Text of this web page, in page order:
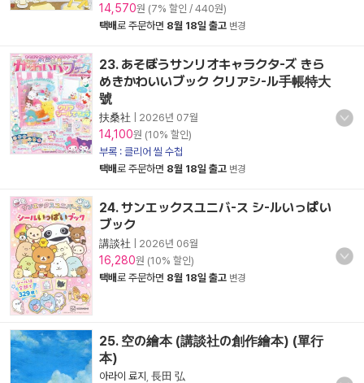
14,570원 (7% 할인 / 440원)
택배로 주문하면 8월 18일 출고 변경
23. あそぼうサンリオキャラクタ-ズ きら
めきかわいいブック クリアシ-ル手帳特大
號
扶桑社 2026년 07월
14,100원 (10% 할인)
부록 : 클리어 씰 수첩
택배로 주문하면 8월 18일 출고 변경
24. サンエックスユニバ-ス シ-ルいっぱい
ブック
講談社 2026년 06월
16,280원 (10% 할인)
택배로 주문하면 8월 18일 출고 변경
25. 空の繪本 (講談社の創作繪本) (單行
本)
아라이 료지 長田 弘